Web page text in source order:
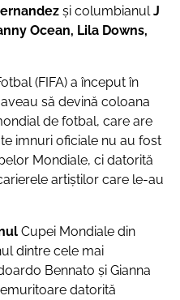
şi columbianulJ
Ocean, Lila Downs,
(FIFA) a început în
să devină coloana
de fotbal, care are
imnuri oficiale nu au fost
Mondiale, ci datorită
artiştilor care le-au
Cupei Mondiale din
dintre cele mai
Bennato şi Gianna
datorită